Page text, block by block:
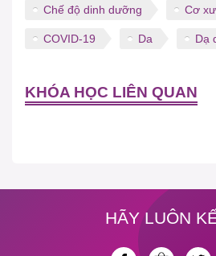
Chế độ dinh dưỡng Cơ
COVID-19 Da Dạ
KHÓA HỌC LIÊN QUAN
HÃY LUÔN